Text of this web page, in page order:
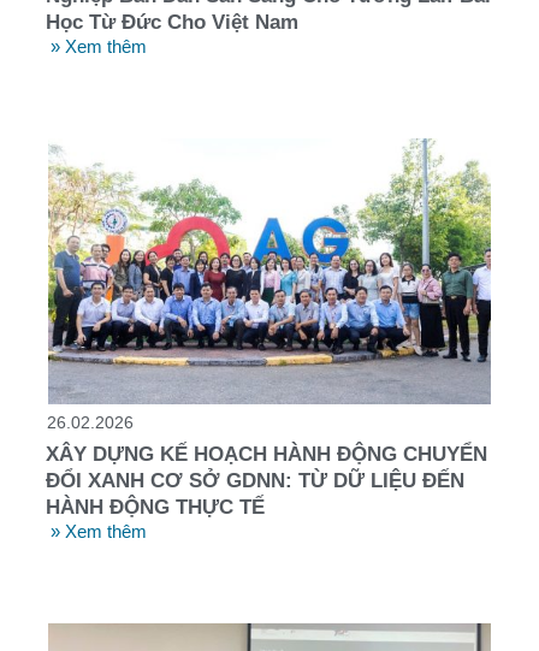
Học Từ Đức Cho Việt Nam
» Xem thêm
26.02.2026
XÂY DỰNG KẾ HOẠCH HÀNH ĐỘNG CHUYỂN
ĐỔI XANH CƠ SỞ GDNN: TỪ DỮ LIỆU ĐẾN
HÀNH ĐỘNG THỰC TẾ
» Xem thêm